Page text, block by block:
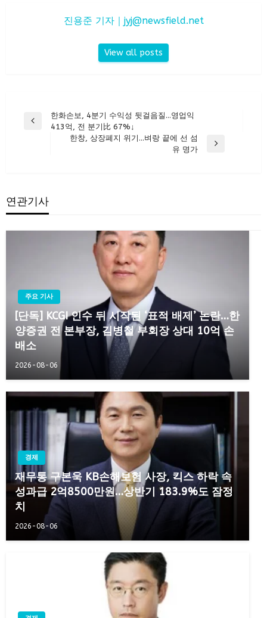
진용준 기자｜ jyj@newsfield.net
View all posts
글
Previous
한화손보, 4분기 수익성 뒷걸음질…영업익
413억, 전 분기比 67%↓
한창, 상장폐지 위기…벼랑 끝에 선 섬
유 명가
연관기사
주요 기사
[단독] KCGI 인수 뒤 시작된 ‘표적 배제’ 논란…한
양증권 전 본부장, 김병철 부회장 상대 10억 손
배소
2026-08-06
경제
재무통 구본욱 KB손해보험 사장, 킥스 하락 속
성과급 2억8500만원…상반기 183.9%도 잠정
치
2026-08-06